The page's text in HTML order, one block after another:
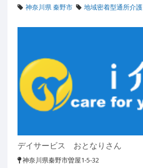
神奈川県 秦野市
地域密着型通所介護
デイサービス おとなりさん
神奈川県秦野市曽屋1-5-32